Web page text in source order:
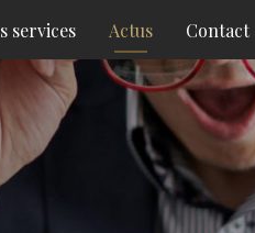
services Actus Contact